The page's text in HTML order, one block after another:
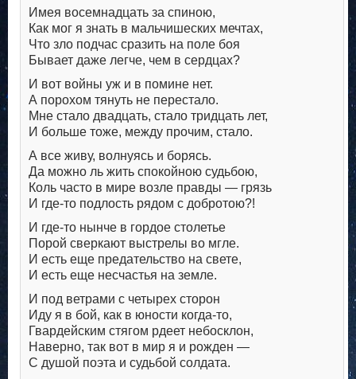
Имея восемнадцать за спиною,
Как мог я знать в мальчишеских мечтах,
Что зло подчас сразить на поле боя
Бывает даже легче, чем в сердцах?
И вот войны уж и в помине нет.
А порохом тянуть не перестало.
Мне стало двадцать, стало тридцать лет,
И больше тоже, между прочим, стало.
А все живу, волнуясь и борясь.
Да можно ль жить спокойною судьбою,
Коль часто в мире возле правды — грязь
И где-то подлость рядом с добротою?!
И где-то нынче в гордое столетье
Порой сверкают выстрелы во мгле.
И есть еще предательство на свете,
И есть еще несчастья на земле.
И под ветрами с четырех сторон
Иду я в бой, как в юности когда-то,
Гвардейским стягом рдеет небосклон,
Наверно, так вот в мир я и рожден —
С душой поэта и судьбой солдата.